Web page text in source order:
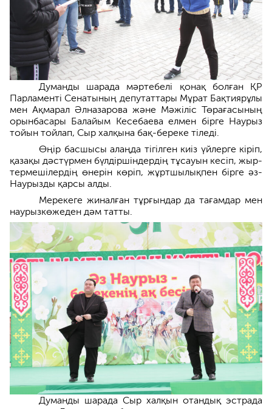
Думанды шарада мәртебелі қонақ болған ҚР
Парламенті Сенатының депутаттары Мұрат Бақтиярұлы
мен Ақмарал Әлназарова және Мәжіліс Төрағасының
орынбасары Балайым Кесебаева елмен бірге Наурыз
тойын тойлап, Сыр халқына бақ-береке тіледі.
Өңір басшысы алаңда тігілген киіз үйлерге кіріп,
қазақы дәстүрмен бүлдіршіндердің тұсауын кесіп, жыр-
термешілердің өнерін көріп, жұртшылықпен бірге әз-
Наурызды қарсы алды.
Мерекеге жиналған тұрғындар да тағамдар мен
наурызкөжеден дәм татты.
Думанды шарада Сыр халқын отандық эстрада